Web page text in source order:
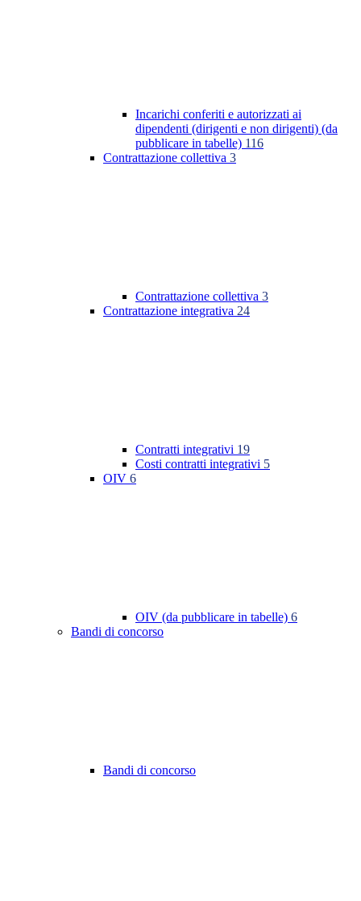
Incarichi conferiti e autorizzati ai
dipendenti (dirigenti e non dirigenti) (da
pubblicare in tabelle) 116
Contrattazione collettiva 3
Contrattazione collettiva 3
Contrattazione integrativa 24
Contratti integrativi 19
Costi contratti integrativi 5
OIV 6
OIV (da pubblicare in tabelle) 6
Bandi di concorso
Bandi di concorso